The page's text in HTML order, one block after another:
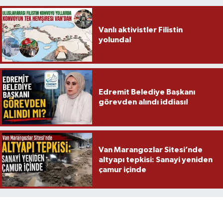
Vanlı aktivistler Filistin
yolunda!
Edremit Belediye Başkanı
görevden alındı iddiası!
Van Marangozlar Sitesi’nde
altyapı tepkisi: Sanayi yeniden
çamur içinde